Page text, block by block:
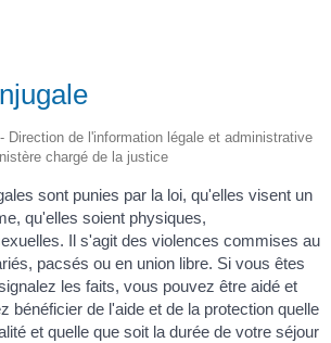
Direction de l'information légale et administrative
chargé de la justice
sont punies par la loi, qu'elles visent un
qu'elles soient physiques,
Il s'agit des violences commises au
pacsés ou en union libre. Si vous êtes
les faits, vous pouvez être aidé et
bénéficier de l'aide et de la protection quelle
et quelle que soit la durée de votre séjour